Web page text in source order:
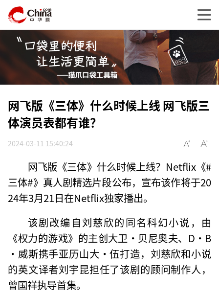
网飞版《三体》什么时候上线 网飞版三
体演员表都有谁？
2024-03-11 15:40:24
网飞版《三体》什么时候上线？Netflix《#
三体#》真人剧精选片段公布，宣布该作将于20
24年3月21日在Netflix独家播出。
该剧改编自刘慈欣的同名科幻小说，由
《权力的游戏》的主创大卫·贝尼奥夫、D·B
·威斯携手亚历山大·伍打造，刘慈欣和小说
的英文译者刘宇昆担任了该剧的顾问制作人，
曾国祥执导首集。